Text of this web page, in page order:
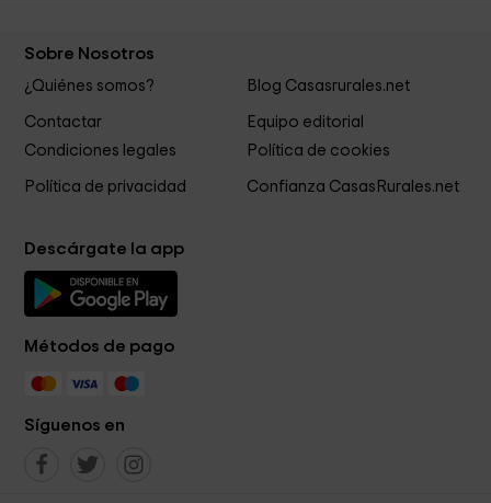
Sobre Nosotros
¿Quiénes somos? Blog Casasrurales.net
Contactar
Equipo editorial
Condiciones legales
Política de cookies
Política de privacidad Confianza CasasRurales.net
Descárgate la app
Métodos de pago
Síguenos en